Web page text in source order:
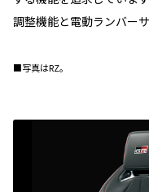
調整機能と電動ランバー
■写真はRZ。